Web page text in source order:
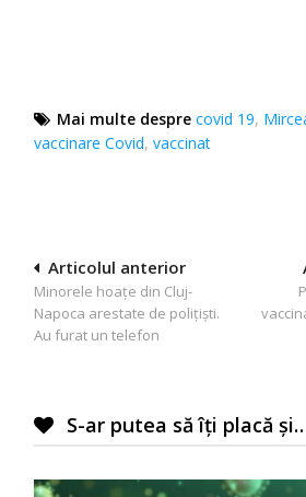
Mai multe despre covid 19,
vaccinare Covid,vaccinat
Navigare
în
articole
Articolul anterior
Minorele hoațe din Cluj-
Napoca arestate de polițiști.
Au furat un telefon
S-ar putea să îți placă